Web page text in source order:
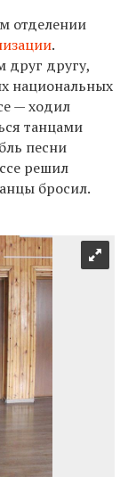
отделении
.
друг другу,
национальных
— ходил
танцами
песни
решил
бросил.